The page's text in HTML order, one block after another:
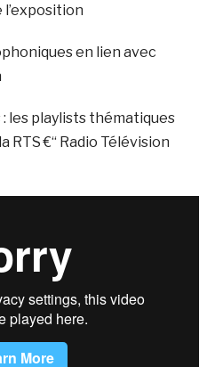
l’exposition
en lien avec
les playlists thématiques
RTS €“ Radio Télévision